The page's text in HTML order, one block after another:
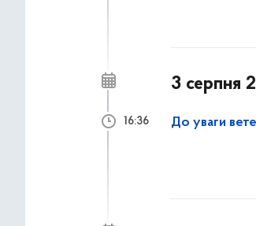
3 серпня
До уваги
16:36